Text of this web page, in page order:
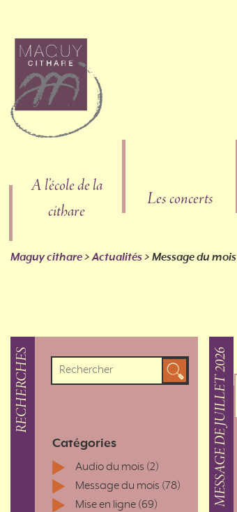
A l’école de la
cithare
Les concerts
Maguy cithare>Actualités> Message du mois
MESSAGE DE JUILLET 2026
RECHERCHES
Catégories
Audio du mois (2)
Message du mois (78)
Mise en ligne (69)